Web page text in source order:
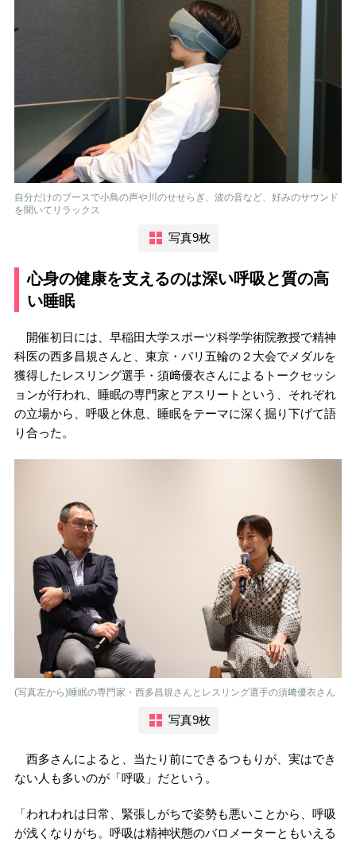
自分だけのブースで小鳥の声や川のせせらぎ、波の音など、好みのサウンド
を聞いてリラックス
写真9枚
心身の健康を支えるのは深い呼吸と質の高
い睡眠
開催初日には、早稲田大学スポーツ科学学術院教授で精神
科医の西多昌規さんと、東京・パリ五輪の２大会でメダルを
獲得したレスリング選手・須﨑優衣さんによるトークセッシ
ョンが行われ、睡眠の専門家とアスリートという、それぞれ
の立場から、呼吸と休息、睡眠をテーマに深く掘り下げて語
り合った。
(写真左から)睡眠の専門家・西多昌規さんとレスリング選手の須﨑優衣さん
写真9枚
西多さんによると、当たり前にできるつもりが、実はでき
ない人も多いのが「呼吸」だという。
「われわれは日常、緊張しがちで姿勢も悪いことから、呼吸
が浅くなりがち。呼吸は精神状態のバロメーターともいえる